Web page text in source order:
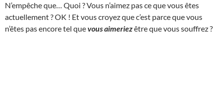
N’empêche que… Quoi ? Vous n’aimez pas ce que vous êtes
actuellement ? OK ! Et vous croyez que c’est parce que vous
n’êtes pas encore tel quevous aimeriezêtre que vous souffrez ?